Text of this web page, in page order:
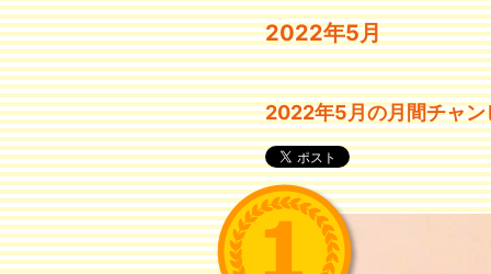
2022年5月
2022年5月の月間チャン